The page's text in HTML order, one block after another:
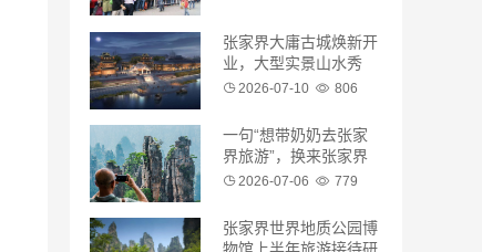
张家界大庸古城焕新开
业，大型实景山水秀
《天下璀璨》也将同期
2026-07-10 806
一句“想带奶奶去张家
界旅游”，换来张家界
的邀请
2026-07-06 779
张家界世界地质公园博